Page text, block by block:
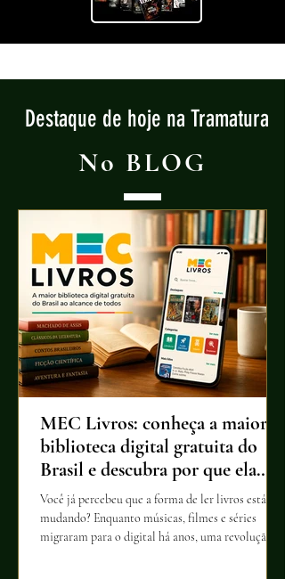
Destaque de hoje na Tramatura
No BLOG
MEC Livros: conheça a maior
biblioteca digital gratuita do
Brasil e descubra por que ela
merece sua atenção
Você já percebeu que a forma de ler livros está
mudando? Enquanto músicas, filmes e séries
migraram para o digital há anos, uma revolução